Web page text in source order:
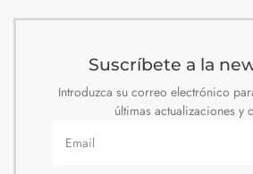
Suscríbete a la
Introduzca su correo electrónico
últimas actualizaciones y